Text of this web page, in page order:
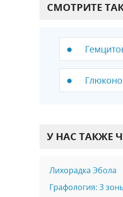
СМОТРИТЕ
У НАС ТАКЖЕ
Лихорадка Эбола
Графология: 3